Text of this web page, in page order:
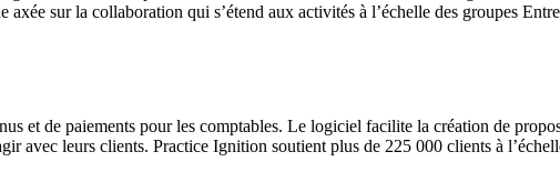
sur la collaboration qui s’étend aux activités à l’échelle des groupes
et de paiements pour les comptables. Le logiciel facilite la création de
avec leurs clients. Practice Ignition soutient plus de 225 000 clients à